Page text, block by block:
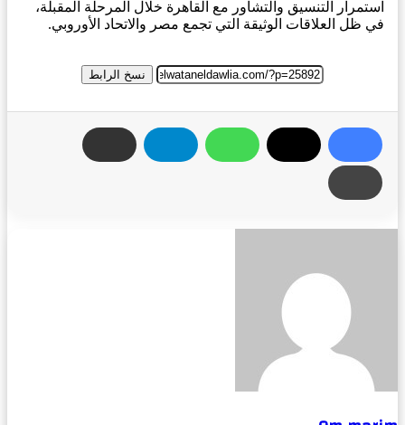
استمرار التنسيق والتشاور مع القاهرة خلال المرحلة المقبلة،
في ظل العلاقات الوثيقة التي تجمع مصر والاتحاد الأوروبي.
نسخ الرابط